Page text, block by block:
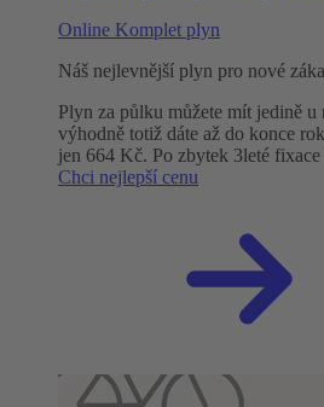
Online Komplet plyn
Náš nejlevnější plyn pro nové
Plyn za půlku můžete mít jedině u
výhodně totiž dáte až do konce
jen 664 Kč. Po zbytek 3leté
Chci nejlepší cenu